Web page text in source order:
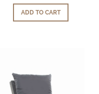
ADD TO CART